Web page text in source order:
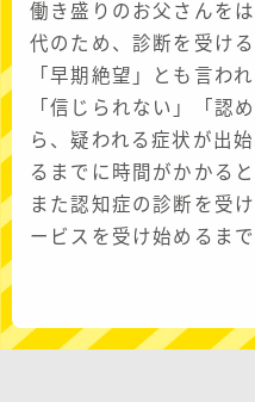
働き盛りのお父さんを
代のため、診断を受け
「早期絶望」とも言わ
「信じられない」「認
ら、疑われる症状が出
るまでに時間がかかる
また認知症の診断を受
ービスを受け始めるま